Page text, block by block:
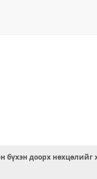
бүхэн доорх